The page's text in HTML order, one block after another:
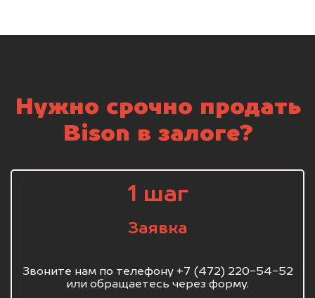
Нужно срочно продать
Bison в залоге?
1 шаг
Заявка
Звоните нам по телефону +7 (472) 220-54-52
или обращаетесь через форму.